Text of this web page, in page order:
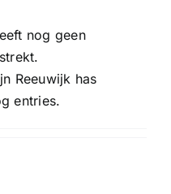
nog geen
Reeuwijk has
entries.